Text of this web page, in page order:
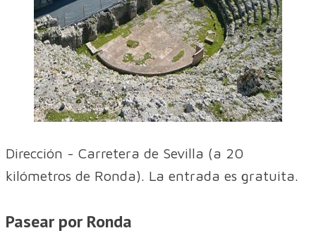
Dirección - Carretera de Sevilla (a 20
kilómetros de Ronda). La entrada es gratuita.
Pasear por Ronda